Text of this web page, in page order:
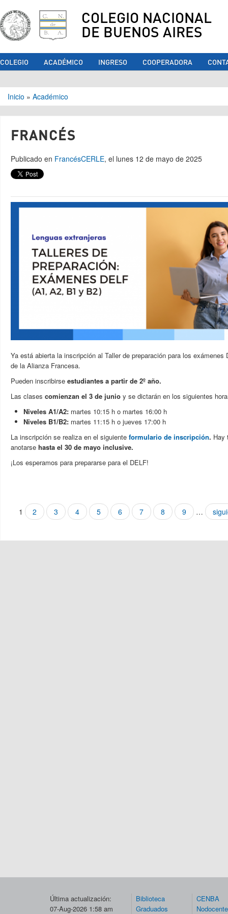
COLEGIO NACIONAL
DE BUENOS AIRES
COLEGIO ACADÉMICO INGRESO COOPERADORA
Se encuentra usted aquí
Inicio » Académico
FRANCÉS
Publicado en FrancésCERLE, el lunes 12 de mayo de 2025
Ya está abierta la inscripción al Taller de preparación para los
de la Alianza Francesa.
Pueden inscribirse estudiantes a partir de 2º año.
Las clases comienzan el 3 de junio y se dictarán en los siguientes
Niveles A1/A2: martes 10:15 h o martes 16:00 h
Niveles B1/B2: martes 11:15 h o jueves 17:00 h
La inscripción se realiza en el siguiente formulario de inscripción. Hay
anotarse hasta el 30 de mayo inclusive.
¡Los esperamos para prepararse para el DELF!
Páginas
1 2 3 4 5 6 7 8 9 …
Última actualización:
07-Aug-2026 1:58 am
Biblioteca
Graduados
CENBA